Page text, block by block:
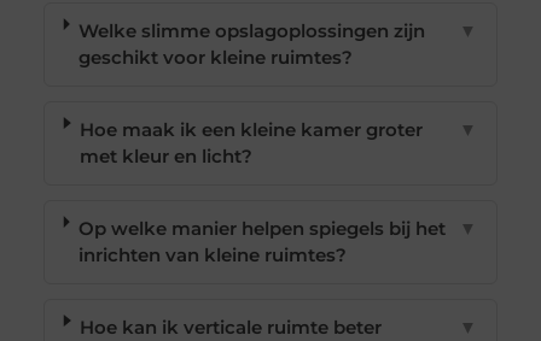
Welke slimme opslagoplossingen zijn
geschikt voor kleine ruimtes?
▼
Hoe maak ik een kleine kamer groter
met kleur en licht?
▼
Op welke manier helpen spiegels bij het
inrichten van kleine ruimtes?
▼
Hoe kan ik verticale ruimte beter
▼